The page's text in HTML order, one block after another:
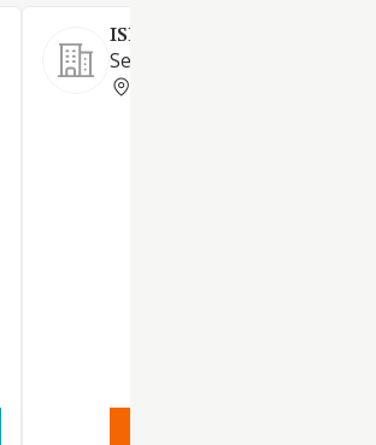
ISEUMA SL
Servicios de Consultoría.